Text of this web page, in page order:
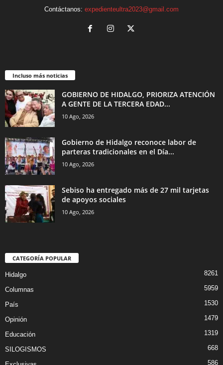
Contáctanos: expedienteultra2023@gmail.com
Incluso más noticias
GOBIERNO DE HIDALGO, PRIORIZA ATENCIÓN
A GENTE DE LA TERCERA EDAD...
10 Ago, 2026
Gobierno de Hidalgo reconoce labor de
parteras tradicionales en el Día...
10 Ago, 2026
Sebiso ha entregado más de 27 mil tarjetas
de apoyos sociales
10 Ago, 2026
CATEGORÍA POPULAR
Hidalgo 8261
Columnas 5959
País 1530
Opinión 1479
Educación 1319
SILOGISMOS 668
586